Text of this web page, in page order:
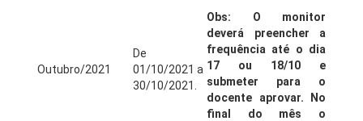
Outubro/2021
De
01/10/2021 a
30/10/2021.
Obs: O monitor
deverá preencher a
frequência até o dia
17 ou 18/10 e
submeter para o
docente aprovar. No
final do mês o